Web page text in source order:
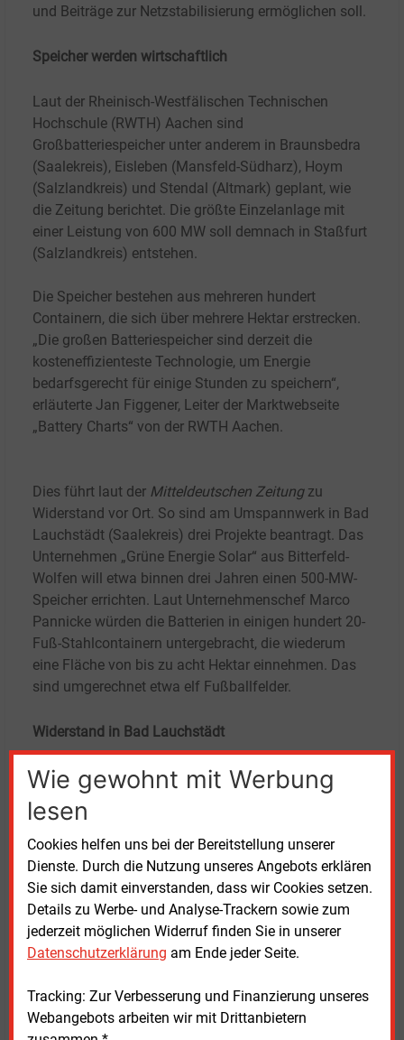
Wie gewohnt mit Werbung
lesen
Cookies helfen uns bei der Bereitstellung unserer
Dienste. Durch die Nutzung unseres Angebots erklären
Sie sich damit einverstanden, dass wir Cookies setzen.
Details zu Werbe- und Analyse-Trackern sowie zum
jederzeit möglichen Widerruf finden Sie in unserer
Datenschutzerklärung am Ende jeder Seite.
Tracking: Zur Verbesserung und Finanzierung unseres
Webangebots arbeiten wir mit Drittanbietern
und Beiträge zur Netzstabilisierung ermöglichen soll.
Speicher werden wirtschaftlich
Laut der Rheinisch-Westfälischen Technischen
Hochschule (RWTH) Aachen sind
Großbatteriespeicher unter anderem in Braunsbedra
(Saalekreis), Eisleben (Mansfeld-Südharz), Hoym
(Salzlandkreis) und Stendal (Altmark) geplant, wie
die Zeitung berichtet. Die größte Einzelanlage mit
einer Leistung von 600 MW soll demnach in Staßfurt
(Salzlandkreis) entstehen.
Die Speicher bestehen aus mehreren hundert
Containern, die sich über mehrere Hektar erstrecken.
„Die großen Batteriespeicher sind derzeit die
kosteneffizienteste Technologie, um Energie
bedarfsgerecht für einige Stunden zu speichern“,
erläuterte Jan Figgener, Leiter der Marktwebseite
„Battery Charts“ von der RWTH Aachen.
Dies führt laut der Mitteldeutschen Zeitung zu
Widerstand vor Ort. So sind am Umspannwerk in Bad
Lauchstädt (Saalekreis) drei Projekte beantragt. Das
Unternehmen „Grüne Energie Solar“ aus Bitterfeld-
Wolfen will etwa binnen drei Jahren einen 500-MW-
Speicher errichten. Laut Unternehmenschef Marco
Pannicke würden die Batterien in einigen hundert 20-
Fuß-Stahlcontainern untergebracht, die wiederum
eine Fläche von bis zu acht Hektar einnehmen. Das
sind umgerechnet etwa elf Fußballfelder.
Widerstand in Bad Lauchstädt
Bad Lauchstädts Bürgermeister Christian Runkel
(CDU) hat versucht, die Baugenehmigung zu
verweigern. Die Kreisverwaltung hat die Stadt jedoch
überstimmt, da solche Energieprojekte gesetzlich
privilegiert sind. Runkel fürchtet eine Verschandelung
seiner Region, die bereits durch ICE-Trasse,
Autobahnen und Windparks belastet sei.
Andererseits steigen die Netzentgelte für Strom
Ökostrom entlohnt werden müssen, auch wenn ihr
Strom aktuell nicht benötigt wird und zugleich